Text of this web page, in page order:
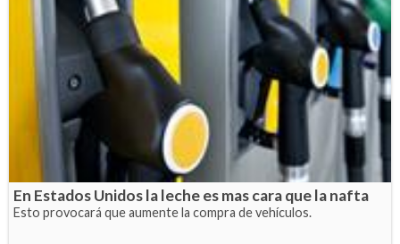
En Estados Unidos la leche es mas cara que la nafta
Esto provocará que aumente la compra de vehículos.